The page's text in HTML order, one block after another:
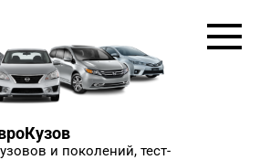
и поколений, тест-